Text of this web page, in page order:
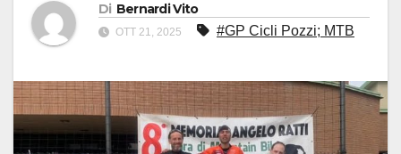
Di Bernardi Vito
OTT 21, 2025 #GP Cicli Pozzi; MTB